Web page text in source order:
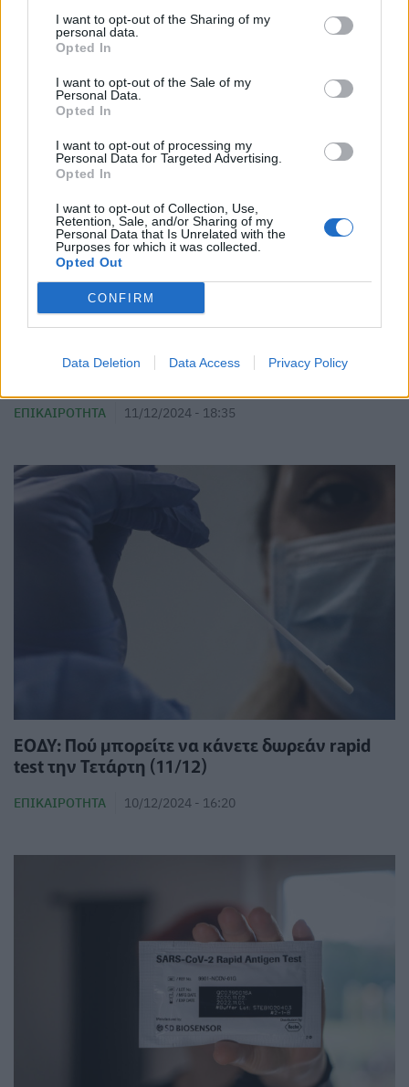
I want to opt-out of the Sharing of my
personal data.
Opted In
I want to opt-out of the Sale of my
Personal Data.
Opted In
I want to opt-out of processing my
Personal Data for Targeted Advertising.
Opted In
I want to opt-out of Collection, Use,
Retention, Sale, and/or Sharing of my
Personal Data that Is Unrelated with the
Purposes for which it was collected.
Opted Out
CONFIRM
Data Deletion Data Access Privacy Policy
ΕΠΙΚΑΙΡΌΤΗΤΑ 12/12/2024 - 16:03
ΕΟΔΥ: Πού μπορείτε να κάνετε δωρεάν rapid
test την Πέμπτη (12/12)
ΕΠΙΚΑΙΡΌΤΗΤΑ 11/12/2024 - 18:35
ΕΟΔΥ: Πού μπορείτε να κάνετε δωρεάν rapid
test την Τετάρτη (11/12)
ΕΠΙΚΑΙΡΌΤΗΤΑ 10/12/2024 - 16:20